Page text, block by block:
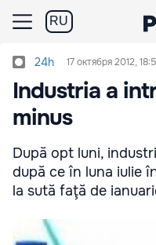
RU
24h 17 октября 2012,
Industria a
minus
După opt luni,
după ce în luna iulie
la sută faţă de